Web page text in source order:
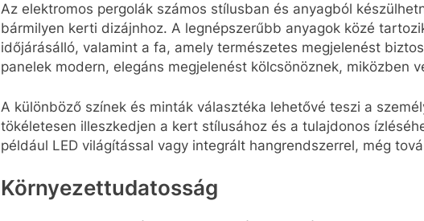
Az elektromos pergolák számos stílusban és anyagból
bármilyen kerti dizájnhoz. A legnépszerűbb anyagok közé
időjárásálló, valamint a fa, amely természetes megjelenést
panelek modern, elegáns megjelenést kölcsönöznek, miközben
A különböző színek és minták választéka lehetővé teszi a
tökéletesen illeszkedjen a kert stílusához és a tulajdonos
például LED világítással vagy integrált hangrendszerrel, még
Környezettudatosság